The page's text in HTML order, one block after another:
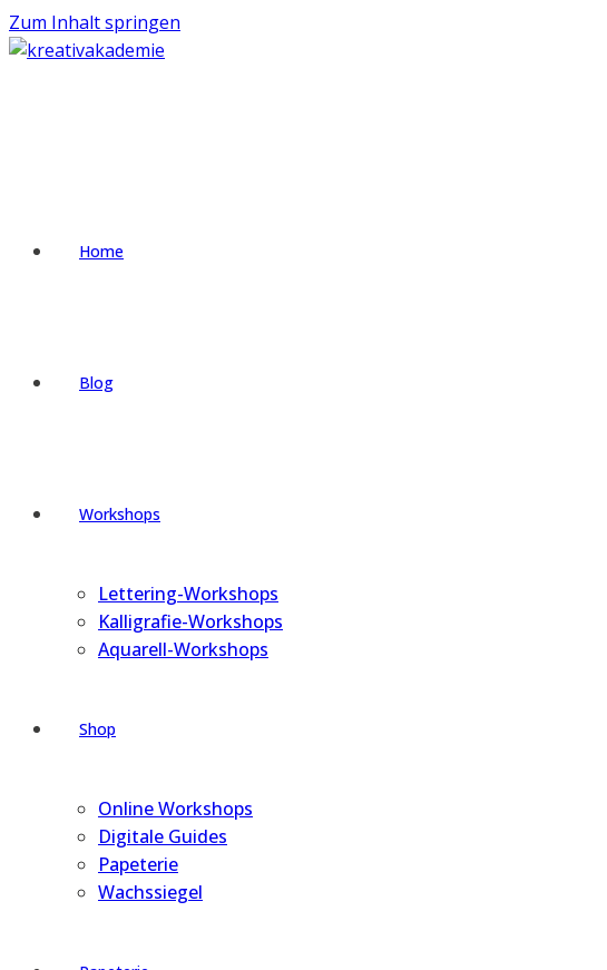
Zum Inhalt springen
Home
Blog
Workshops
Lettering-Workshops
Kalligrafie-Workshops
Aquarell-Workshops
Shop
Online Workshops
Digitale Guides
Papeterie
Wachssiegel